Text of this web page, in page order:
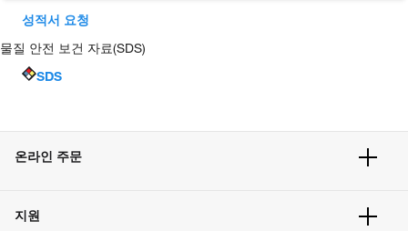
성적서 요청
물질 안전 보건 자료(SDS)
SDS
온라인 주문
주문 방법
지원